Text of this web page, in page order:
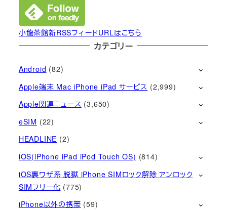
小龍茶館新RSSフィードURLはこちら
カテゴリー
Android (82)
Apple端末 Mac iPhone iPad サービス (2,999)
Apple関連ニュース (3,650)
eSIM (22)
HEADLINE (2)
iOS(iPhone iPad iPod Touch OS) (814)
iOS裏ワザ系 脱獄 iPhone SIMロック解除 アンロック
SIMフリー化 (775)
iPhone以外の携帯 (59)